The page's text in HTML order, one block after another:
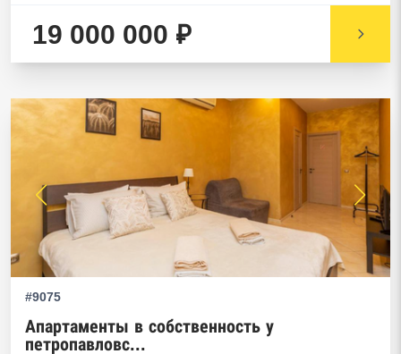
19 000 000 ₽
#9075
Апартаменты в собственность у
петропавловс...